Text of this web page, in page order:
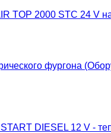
TOP 2000 STC 24 V
фургона
DIESEL 12 V -